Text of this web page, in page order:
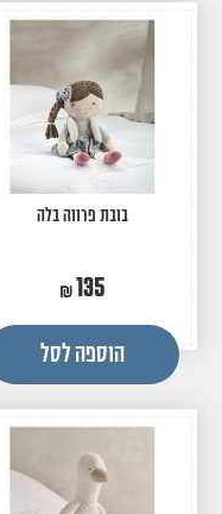
בובת פרווה בלה
135
הוספה לסל